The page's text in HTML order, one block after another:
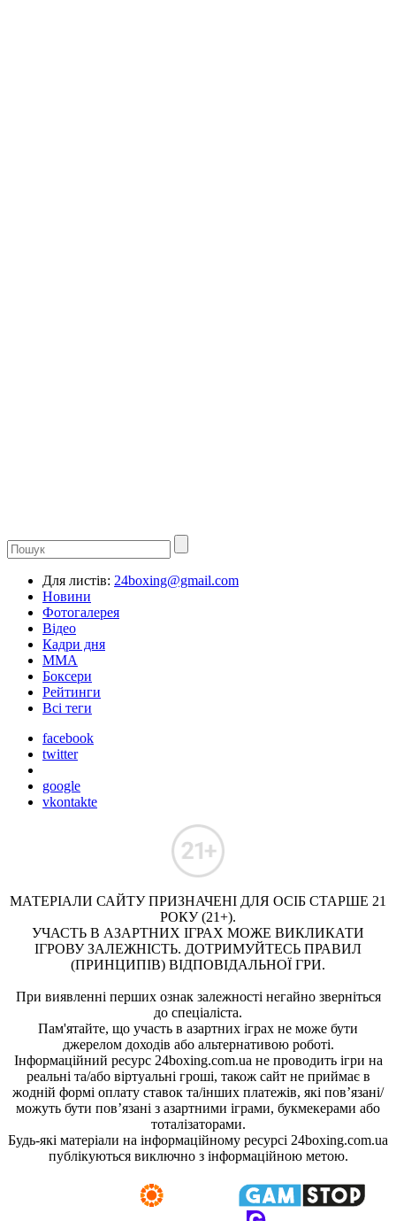
Для листів: 24boxing@gmail.com
Новини
Фотогалерея
Відео
Кадри дня
ММА
Боксери
Рейтинги
Всі теги
facebook
twitter
google
vkontakte
МАТЕРІАЛИ САЙТУ ПРИЗНАЧЕНІ ДЛЯ ОСІБ СТАРШЕ 21
РОКУ (21+).
УЧАСТЬ В АЗАРТНИХ ІГРАХ МОЖЕ ВИКЛИКАТИ
ІГРОВУ ЗАЛЕЖНІСТЬ. ДОТРИМУЙТЕСЬ ПРАВИЛ
(ПРИНЦИПІВ) ВІДПОВІДАЛЬНОЇ ГРИ.
При виявленні перших ознак залежності негайно зверніться
до спеціаліста.
Пам'ятайте, що участь в азартних іграх не може бути
джерелом доходів або альтернативою роботі.
Інформаційний ресурс 24boxing.com.ua не проводить ігри на
реальні та/або віртуальні гроші, також сайт не приймає в
жодній формі оплату ставок та/інших платежів, які пов’язані/
можуть бути пов’язані з азартними іграми, букмекерами або
тоталізаторами.
Будь-які матеріали на інформаційному ресурсі 24boxing.com.ua
публікуються виключно з інформаційною метою.